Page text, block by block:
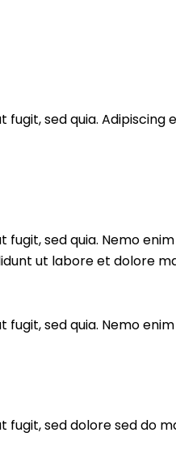
sed quia.
sed quia. Nemo
ut labore et dolore
sed quia. Nemo
sed dolore sed do